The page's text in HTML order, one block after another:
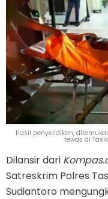
Hasil penyelidikan,
tewas di
Dilansir dari
Satreskrim Polres
Sudiantoro